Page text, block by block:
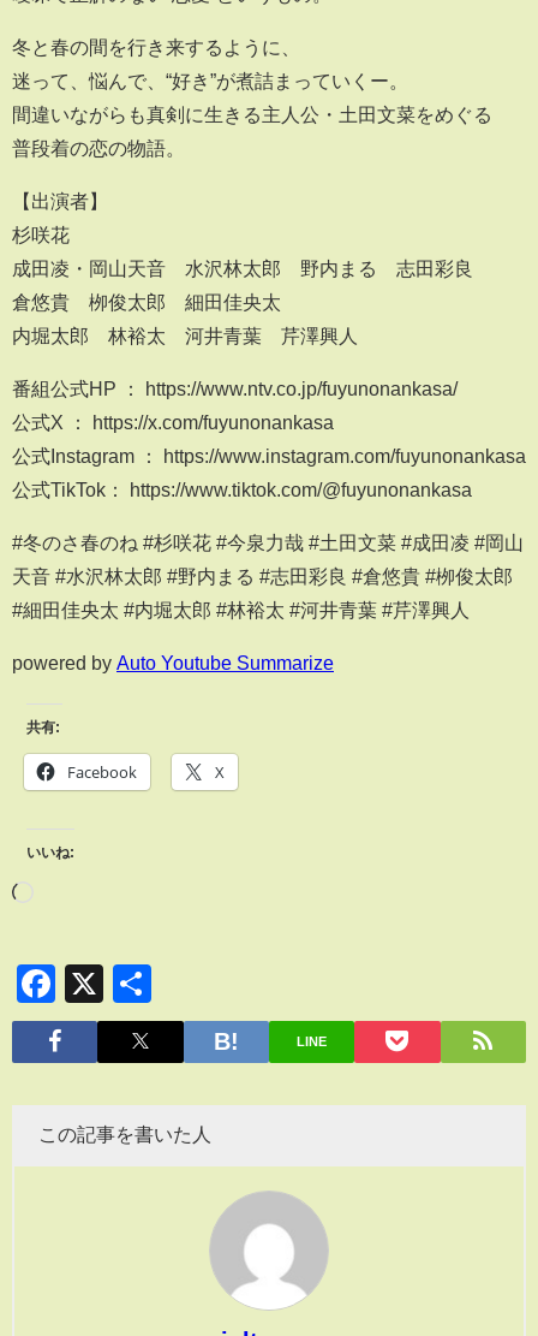
冬と春の間を行き来するように、
迷って、悩んで、“好き”が煮詰まっていくー。
間違いながらも真剣に生きる主人公・土田文菜をめぐる
普段着の恋の物語。
【出演者】
杉咲花
成田凌・岡山天音 水沢林太郎 野内まる 志田彩良
倉悠貴 栁俊太郎 細田佳央太
内堀太郎 林裕太 河井青葉 芹澤興人
番組公式HP ： https://www.ntv.co.jp/fuyunonankasa/
公式X ： https://x.com/fuyunonankasa
公式Instagram ： https://www.instagram.com/fuyunonankasa
公式TikTok： https://www.tiktok.com/@fuyunonankasa
#冬のさ春のね #杉咲花 #今泉力哉 #土田文菜 #成田凌 #岡山
天音 #水沢林太郎 #野内まる #志田彩良 #倉悠貴 #栁俊太郎
#細田佳央太 #内堀太郎 #林裕太 #河井青葉 #芹澤興人
powered by Auto Youtube Summarize
共有:
Facebook X
いいね:
Facebook
X
有
LINE
この記事を書いた人